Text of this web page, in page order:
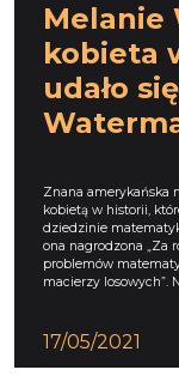
Melanie
kobieta
udało
Znana amerykańska
kobietą w historii,
dziedzinie
ona nagrodzona „Za
problemów
macierzy losowych”.
17/05/2021